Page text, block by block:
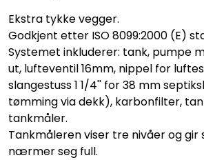
Ekstra tykke vegger.
Godkjent etter ISO 8099:2000 (E)
Systemet inkluderer: tank, pumpe
ut, lufteventil 16mm, nippel for
slangestuss 1 1/4'' for 38 mm
tømming via dekk), karbonfilter,
tankmåler.
Tankmåleren viser tre nivåer og gir
nærmer seg full.